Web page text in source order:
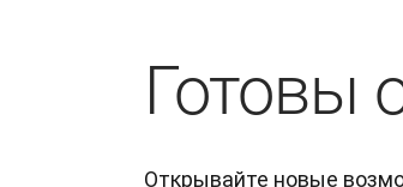
Готовы
Открывайте новые